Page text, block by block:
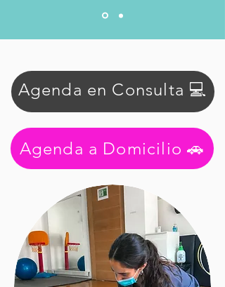
Agenda en Consulta 💻
Agenda a Domicilio 🚗